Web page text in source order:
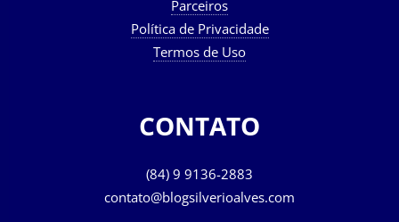
Parceiros
Política de Privacidade
Termos de Uso
CONTATO
(84) 9 9136-2883
contato@blogsilverioalves.com